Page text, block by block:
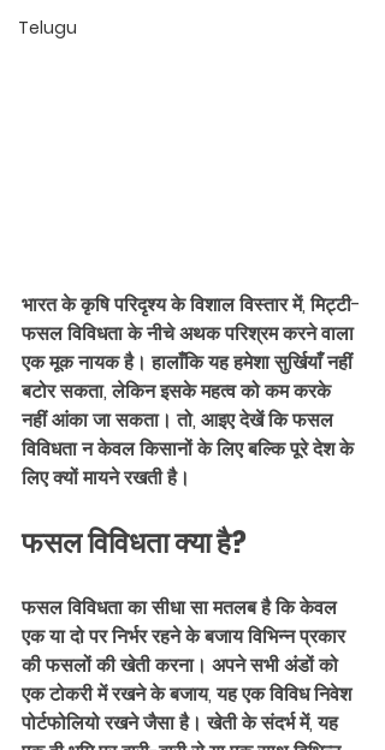
Telugu
भारत के कृषि परिदृश्य के विशाल विस्तार में, मिट्टी-
फसल विविधता के नीचे अथक परिश्रम करने वाला
एक मूक नायक है। हालाँकि यह हमेशा सुर्खियाँ नहीं
बटोर सकता, लेकिन इसके महत्व को कम करके
नहीं आंका जा सकता। तो, आइए देखें कि फसल
विविधता न केवल किसानों के लिए बल्कि पूरे देश के
लिए क्यों मायने रखती है।
फसल विविधता क्या है?
फसल विविधता का सीधा सा मतलब है कि केवल
एक या दो पर निर्भर रहने के बजाय विभिन्न प्रकार
की फसलों की खेती करना। अपने सभी अंडों को
एक टोकरी में रखने के बजाय, यह एक विविध निवेश
पोर्टफोलियो रखने जैसा है। खेती के संदर्भ में, यह